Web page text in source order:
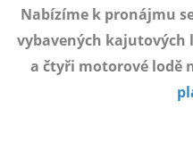
Nabízíme k pronájmu
vybavených kajutových
a čtyři motorové lodě
mailem.
objednat
poukaz